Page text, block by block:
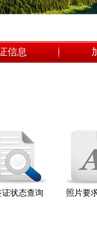
信息
证状态查询 照片要